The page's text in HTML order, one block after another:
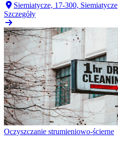
Siemiatycze, 17-300, Siemiatycze
Szczegóły
Oczyszczanie strumieniowo-ścierne